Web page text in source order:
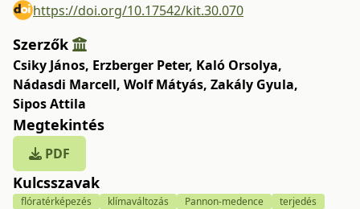
https://doi.org/10.17542/kit.30.070
Szerzők
Csiky János, Erzberger Peter, Kaló Orsolya,
Nádasdi Marcell, Wolf Mátyás, Zakály Gyula,
Sipos Attila
Megtekintés
PDF
Kulcsszavak
flóratérképezés klímaváltozás Pannon-medence
terjedés